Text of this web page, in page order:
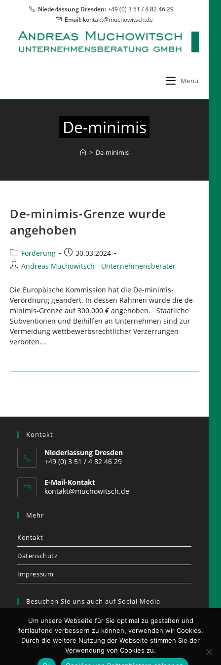
springen
Niederlassung Dresden:+49 (0) 3 51 / 4 82 46 29
Email: kontakt@muchowitsch.de
Menü
De-minimis
> De-minimis
De-minimis-Grenze wurde
angehoben
Beitrags-
Kategorie:
Förderung
Beitrag
veröffentlicht:
30.03.2024
Beitrags-
Andreas Muchowitsch - Unternehmensberater
Die Europäische Kommission hat die De-minimis-
Verordnung geändert. In dessen Rahmen wurde die de-
minimis-Grenze auf 300.000 € angehoben. Staatliche
Subventionen und Beihilfen an Unternehmen sind zur
Vermeidung wettbewerbsrechtlicher Verzerrungen
verboten.…
Kontakt
Niederlassung Dresden
+49 (0) 3 51 / 4 82 46 29
E-Mail-Kontakt
kontakt@muchowitsch.de
Mehr
Kontakt
Datenschutz
Impressum
Besuchen Sie uns auch auf Social Media
Opens
in
Um unsere Webseite für Sie optimal zu gestalten und
fortlaufend verbessern zu können, verwenden wir Cookies.
Durch die weitere Nutzung der Webseite stimmen Sie der
Verwendung von Cookies zu.